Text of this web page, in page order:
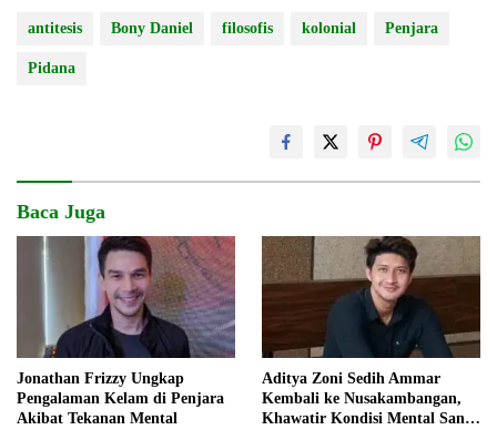
antitesis Bony Daniel filosofis kolonial Penjara
Pidana
Baca Juga
Jonathan Frizzy Ungkap
Pengalaman Kelam di Penjara
Akibat Tekanan Mental
Aditya Zoni Sedih Ammar
Kembali ke Nusakambangan,
Khawatir Kondisi Mental Sang